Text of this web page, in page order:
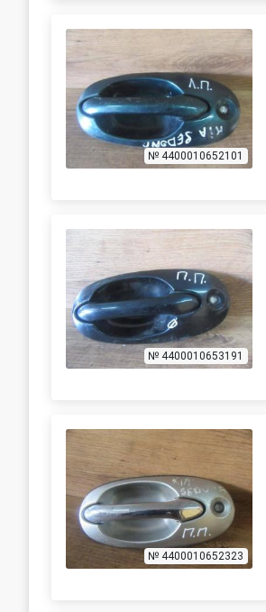
№ 4400010652101
№ 4400010653191
№ 4400010652323